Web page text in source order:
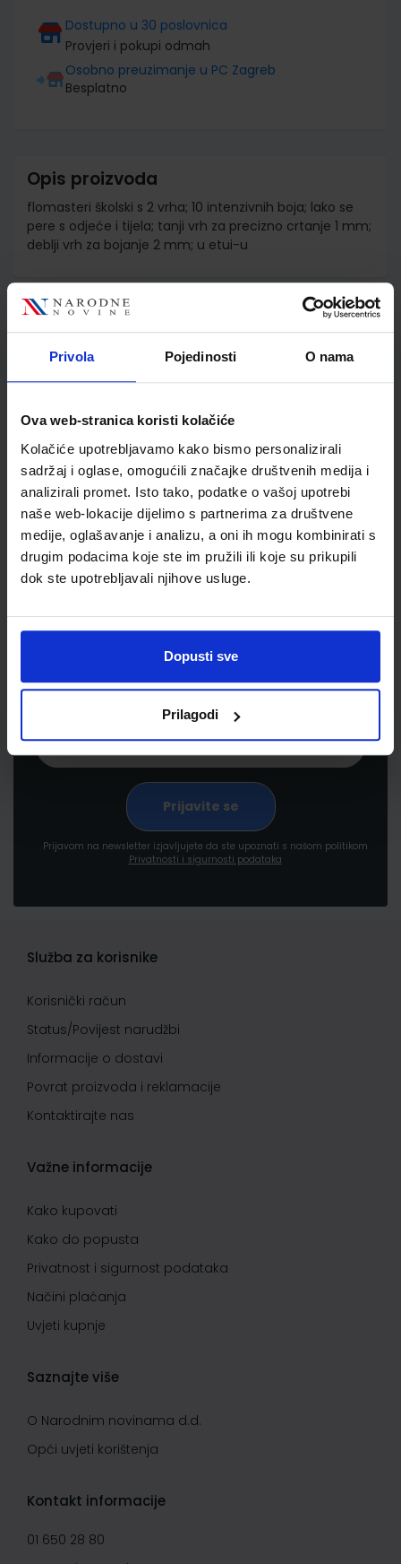
Privola Pojedinosti O nama
Ova web-stranica koristi kolačiće
Kolačiće upotrebljavamo kako bismo personalizirali
sadržaj i oglase, omogućili značajke društvenih medija i
analizirali promet. Isto tako, podatke o vašoj upotrebi
naše web-lokacije dijelimo s partnerima za društvene
medije, oglašavanje i analizu, a oni ih mogu kombinirati s
drugim podacima koje ste im pružili ili koje su prikupili
dok ste upotrebljavali njihove usluge.
Dopusti sve
Prilagodi
Dostupno u 30 poslovnica
Provjeri i pokupi odmah
Osobno preuzimanje u PC Zagreb
Besplatno
Opis proizvoda
flomasteri školski s 2 vrha; 10 intenzivnih boja; lako se
pere s odjeće i tijela; tanji vrh za precizno crtanje 1 mm;
deblji vrh za bojanje 2 mm; u etui-u
Detalji proizvoda
Šifra proizvoda
587435
Jedinična mjera
Newsletter prijava
Prijavite se kako bi primali informacije o novim
pogodnostima
Prijavom na newsletter izjavljujete da ste upoznati s našom politikom
Privatnosti i sigurnosti podataka
Služba za korisnike
Korisnički račun
Status/Povijest narudžbi
Informacije o dostavi
Povrat proizvoda i reklamacije
Kontaktirajte nas
Važne informacije
Kako kupovati
Kako do popusta
Privatnost i sigurnost podataka
Načini plaćanja
Uvjeti kupnje
Saznajte više
O Narodnim novinama d.d.
Opći uvjeti korištenja
Kontakt informacije
01 650 28 80